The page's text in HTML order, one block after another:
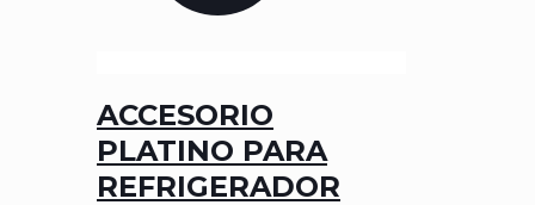
ACCESORIO
PLATINO PARA
REFRIGERADOR